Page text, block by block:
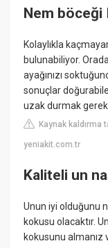
Nem böceği
Kolaylıkla
bulunabiliyor.
ayağınızı
sonuçlar
uzak durmak
Kaynak kaldırma
yeniakit.com.tr
Kaliteli un
Unun iyi olduğunu
kokusu olacaktır.
kokusunu almanız